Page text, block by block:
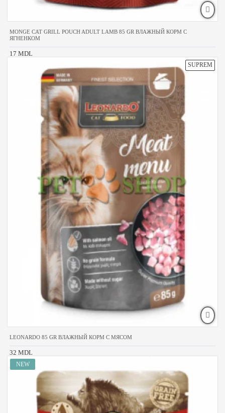
MONGE CAT GRILL POUCH ADULT LAMB 85 GR ВЛАЖНЫЙ КОРМ С
ЯГНЕНКОМ
17 MDL
LEONARDO 85 GR ВЛАЖНЫЙ КОРМ С МЯСОМ
32 MDL